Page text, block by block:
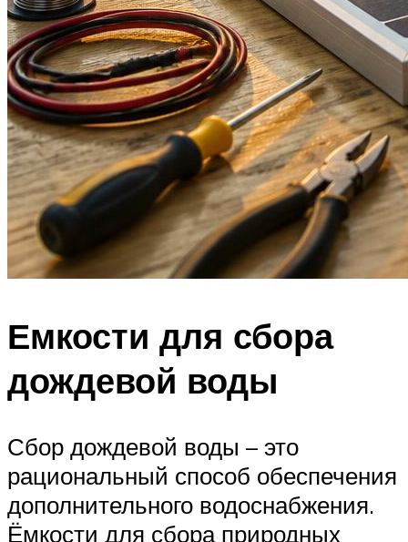
Емкости для сбора
дождевой воды
Сбор дождевой воды – это
рациональный способ обеспечения
дополнительного водоснабжения.
Ёмкости для сбора природных